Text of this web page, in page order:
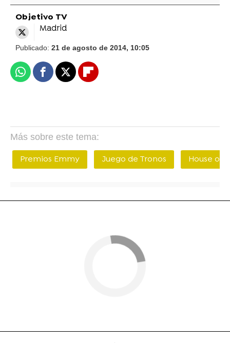
Objetivo TV
Madrid
Publicado: 21 de agosto de 2014, 10:05
WhatsappFacebook
X Flipboard
Más sobre este tema:
Premios Emmy Juego de Tronos House of